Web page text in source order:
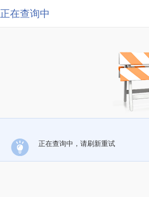
正在查询中
正在查询中，请刷新重试